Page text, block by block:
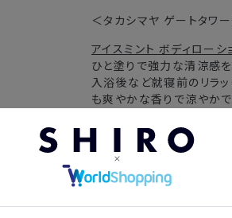
＜タカシマヤ ゲートタワ
アイスミント ボディローシ
ひと塗りで強力な清涼感を
入浴後など就寝前のリラ
も爽やかな香りで涼やか